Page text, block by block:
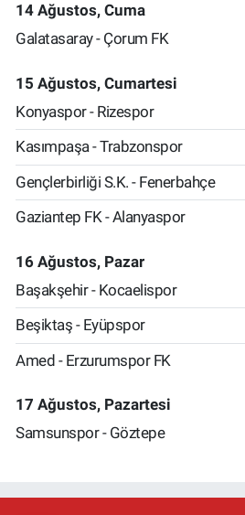
14 Ağustos, Cuma
Galatasaray - Çorum FK
15 Ağustos, Cumartesi
Konyaspor - Rizespor
Kasımpaşa - Trabzonspor
Gençlerbirliği S.K. - Fenerbahçe
Gaziantep FK - Alanyaspor
16 Ağustos, Pazar
Başakşehir - Kocaelispor
Beşiktaş - Eyüpspor
Amed - Erzurumspor FK
17 Ağustos, Pazartesi
Samsunspor - Göztepe